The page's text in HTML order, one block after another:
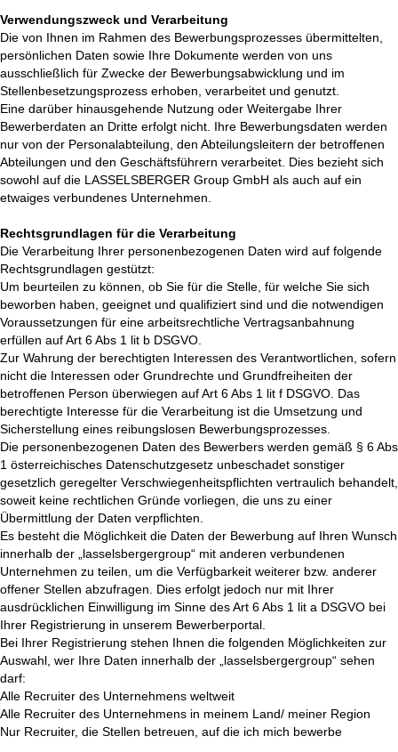
Verwendungszweck und Verarbeitung
Die von Ihnen im Rahmen des Bewerbungsprozesses übermittelten,
persönlichen Daten sowie Ihre Dokumente werden von uns
ausschließlich für Zwecke der Bewerbungsabwicklung und im
Stellenbesetzungsprozess erhoben, verarbeitet und genutzt.
Eine darüber hinausgehende Nutzung oder Weitergabe Ihrer
Bewerberdaten an Dritte erfolgt nicht. Ihre Bewerbungsdaten werden
nur von der Personalabteilung, den Abteilungsleitern der betroffenen
Abteilungen und den Geschäftsführern verarbeitet. Dies bezieht sich
sowohl auf die LASSELSBERGER Group GmbH als auch auf ein
etwaiges verbundenes Unternehmen.
Rechtsgrundlagen für die Verarbeitung
Die Verarbeitung Ihrer personenbezogenen Daten wird auf folgende
Rechtsgrundlagen gestützt:
Um beurteilen zu können, ob Sie für die Stelle, für welche Sie sich
beworben haben, geeignet und qualifiziert sind und die notwendigen
Voraussetzungen für eine arbeitsrechtliche Vertragsanbahnung
erfüllen auf Art 6 Abs 1 lit b DSGVO.
Zur Wahrung der berechtigten Interessen des Verantwortlichen, sofern
nicht die Interessen oder Grundrechte und Grundfreiheiten der
betroffenen Person überwiegen auf Art 6 Abs 1 lit f DSGVO. Das
berechtigte Interesse für die Verarbeitung ist die Umsetzung und
Sicherstellung eines reibungslosen Bewerbungsprozesses.
Die personenbezogenen Daten des Bewerbers werden gemäß § 6 Abs
1 österreichisches Datenschutzgesetz unbeschadet sonstiger
gesetzlich geregelter Verschwiegenheitspflichten vertraulich behandelt,
soweit keine rechtlichen Gründe vorliegen, die uns zu einer
Übermittlung der Daten verpflichten.
Es besteht die Möglichkeit die Daten der Bewerbung auf Ihren Wunsch
innerhalb der „lasselsbergergroup“ mit anderen verbundenen
Unternehmen zu teilen, um die Verfügbarkeit weiterer bzw. anderer
offener Stellen abzufragen. Dies erfolgt jedoch nur mit Ihrer
ausdrücklichen Einwilligung im Sinne des Art 6 Abs 1 lit a DSGVO bei
Ihrer Registrierung in unserem Bewerberportal.
Bei Ihrer Registrierung stehen Ihnen die folgenden Möglichkeiten zur
Auswahl, wer Ihre Daten innerhalb der „lasselsbergergroup“ sehen
darf:
Alle Recruiter des Unternehmens weltweit
Alle Recruiter des Unternehmens in meinem Land/ meiner Region
Nur Recruiter, die Stellen betreuen, auf die ich mich bewerbe